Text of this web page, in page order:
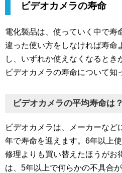
ビデオカメラの寿命
電化製品は、使っていく中で寿
違った使い方をしなければ寿命
し、いずれか使えなくなるとき
ビデオカメラの寿命について知
ビデオカメラの平均寿命は？
ビデオカメラは、メーカーなど
年で寿命を迎えます。6年以上
修理よりも買い替えたほうがお
は、5年以上で何らかの不具合